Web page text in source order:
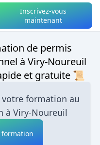
Inscrivez-vous
maintenant
de permis
à Viry-Noureuil
et gratuite 📜
formation au
à Viry-Noureuil
formation